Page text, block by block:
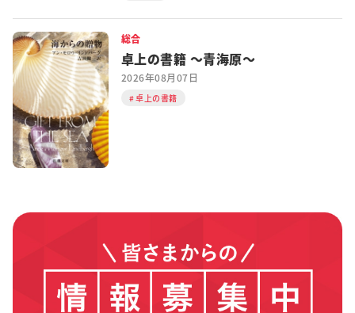
総合
卓上の書籍 ～青海原～
2026年08月07日
卓上の書籍